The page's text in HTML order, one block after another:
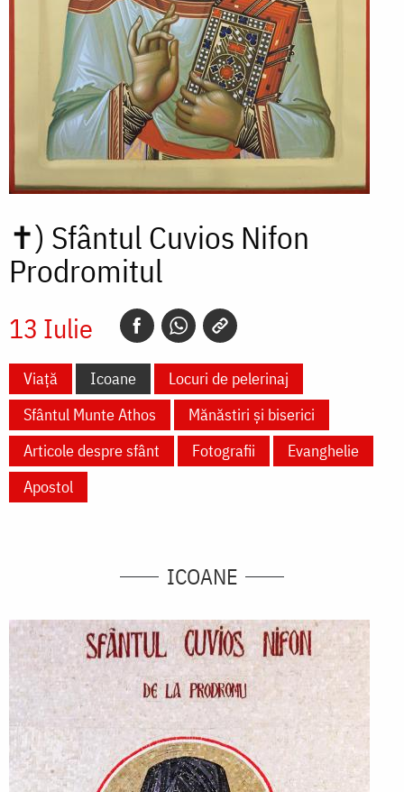
✝) Sfântul Cuvios Nifon
Prodromitul
13 Iulie
Viață Icoane
Locuri de pelerinaj
Sfântul Munte Athos
Mănăstiri și biserici
Articole despre sfânt
Fotografii
Evanghelie
Apostol
ICOANE